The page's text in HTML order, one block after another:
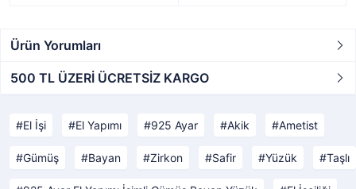
Ürün Yorumları
500 TL ÜZERİ ÜCRETSİZ KARGO
El İşi El Yapımı 925 Ayar Akik Ametist
Gümüş Bayan Zirkon Safir Yüzük Taşlı